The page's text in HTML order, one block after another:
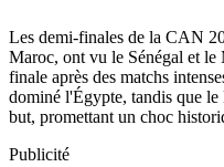
Les demi-finales de la CAN
Maroc, ont vu le Sénégal et
finale après des matchs
dominé l'Égypte, tandis que
but, promettant un choc
Publicité